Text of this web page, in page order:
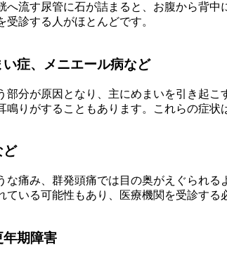
へ流す尿管に石が詰まると、お腹から背
診する人がほとんどです。
い症、メニエール病など
部分が原因となり、主にめまいを引き起
鳴りがすることもあります。これらの症
ど
な痛み、群発頭痛では目の奥がえぐられ
ている可能性もあり、医療機関を受診する
年期障害